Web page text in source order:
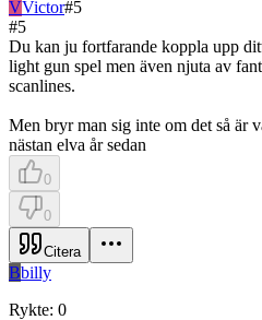
VVictor#5
#5
Du kan ju fortfarande koppla upp
light gun spel men även njuta av
scanlines.
Men bryr man sig inte om det så är
nästan elva år sedan
0
0
Citera
Bbilly
Rykte: 0